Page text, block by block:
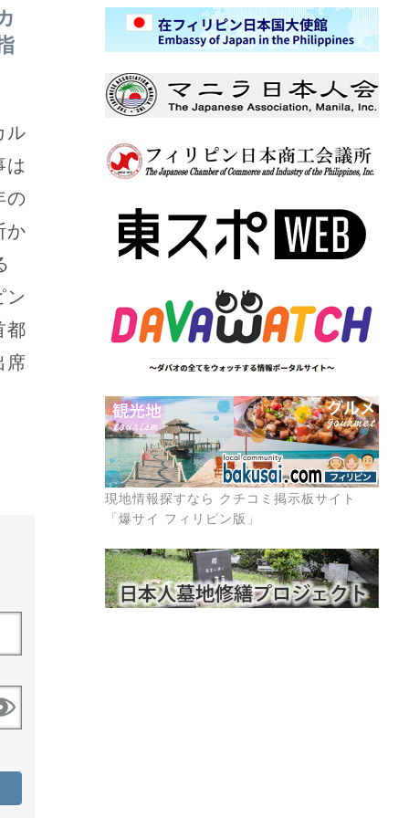
の
か
ン
都
席
現地情報探すなら クチコミ掲示板サイト
「爆サイ フィリピン版」